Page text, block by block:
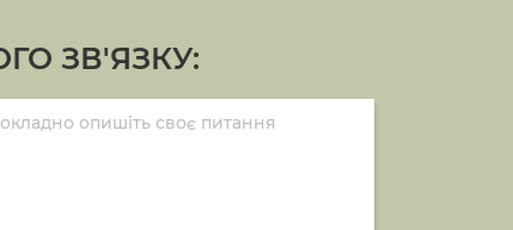
ЗВ'ЯЗКУ: